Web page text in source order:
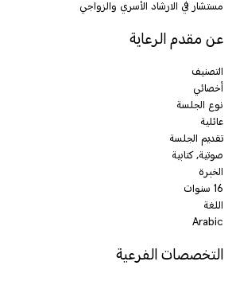
مستشار في الارشاد الأسري والزواجي
عن مقدم الرعاية
التصنيف
أخصائي
نوع الجلسة
عائلية
تقديم الجلسة
صوتية, كتابية
الخبرة
16 سنوات
اللغة
Arabic
التخصصات الفرعية